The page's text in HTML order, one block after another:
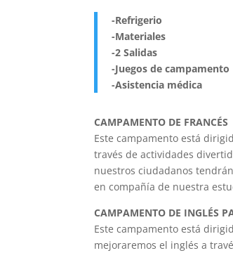
-Refrigerio
-Materiales
-2 Salidas
-Juegos de campamento
-Asistencia médica
CAMPAMENTO DE FRANCÉS
Este campamento está
través de actividades
nuestros ciudadanos
en compañía de nuestra
CAMPAMENTO DE INGLÉS
Este campamento está
mejoraremos el inglés a